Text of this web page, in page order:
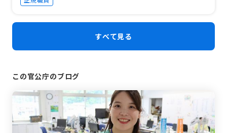
すべて見る
この官公庁のブログ